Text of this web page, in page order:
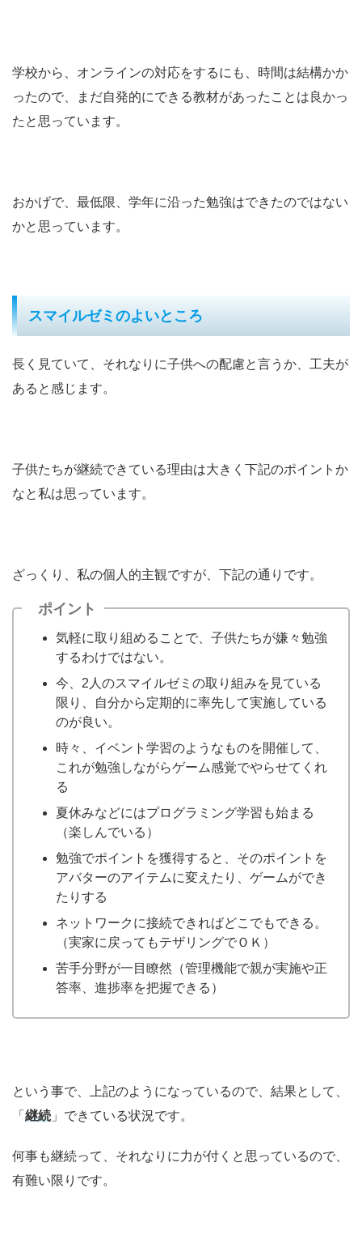
学校から、オンラインの対応をするにも、時間は結構かか
ったので、まだ自発的にできる教材があったことは良かっ
たと思っています。
おかげで、最低限、学年に沿った勉強はできたのではない
かと思っています。
スマイルゼミのよいところ
長く見ていて、それなりに子供への配慮と言うか、工夫が
あると感じます。
子供たちが継続できている理由は大きく下記のポイントか
なと私は思っています。
ざっくり、私の個人的主観ですが、下記の通りです。
ポイント
気軽に取り組めることで、子供たちが嫌々勉強
するわけではない。
今、2人のスマイルゼミの取り組みを見ている
限り、自分から定期的に率先して実施している
のが良い。
時々、イベント学習のようなものを開催して、
これが勉強しながらゲーム感覚でやらせてくれ
る
夏休みなどにはプログラミング学習も始まる
（楽しんでいる）
勉強でポイントを獲得すると、そのポイントを
アバターのアイテムに変えたり、ゲームができ
たりする
ネットワークに接続できればどこでもできる。
（実家に戻ってもテザリングでＯＫ）
苦手分野が一目瞭然（管理機能で親が実施や正
答率、進捗率を把握できる）
という事で、上記のようになっているので、結果として、
「 継続 」できている状況です。
何事も継続って、それなりに力が付くと思っているので、
有難い限りです。